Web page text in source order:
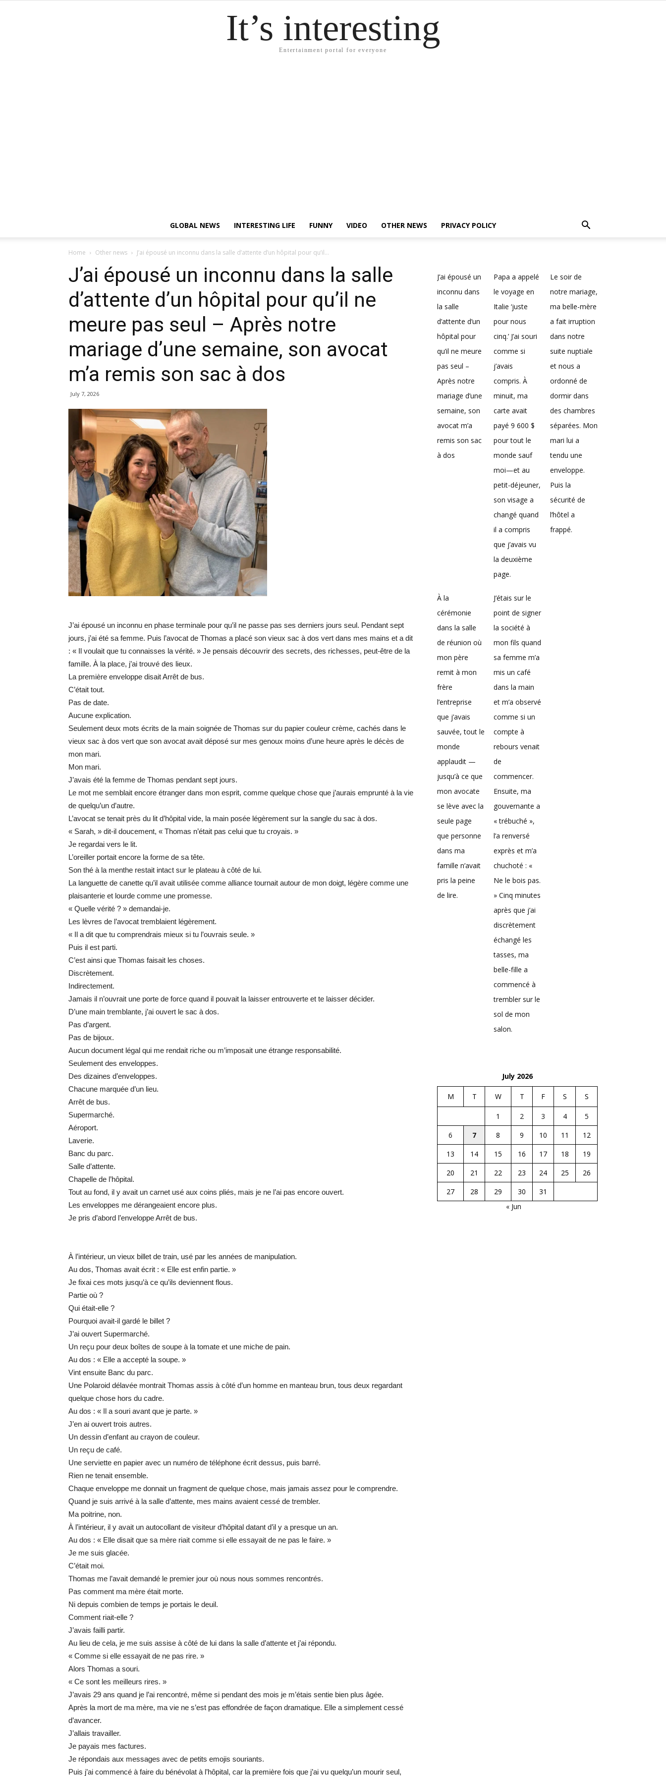
It’s interesting
Entertainment portal for everyone
GLOBAL NEWS INTERESTING LIFE FUNNY VIDEO OTHER NEWS PRIVACY POLICY
Home Other news J’ai épousé un inconnu dans la salle d’attente d’un hôpital pour qu’il...
J’ai épousé un inconnu dans la salle
d’attente d’un hôpital pour qu’il ne
meure pas seul – Après notre
mariage d’une semaine, son avocat
m’a remis son sac à dos
July 7, 2026
J’ai épousé un inconnu en phase terminale pour qu’il ne passe pas ses derniers jours seul. Pendant sept
jours, j’ai été sa femme. Puis l’avocat de Thomas a placé son vieux sac à dos vert dans mes mains et a dit
: « Il voulait que tu connaisses la vérité. » Je pensais découvrir des secrets, des richesses, peut-être de la
famille. À la place, j’ai trouvé des lieux.
La première enveloppe disait Arrêt de bus.
C’était tout.
Pas de date.
Aucune explication.
Seulement deux mots écrits de la main soignée de Thomas sur du papier couleur crème, cachés dans le
vieux sac à dos vert que son avocat avait déposé sur mes genoux moins d’une heure après le décès de
mon mari.
Mon mari.
J’avais été la femme de Thomas pendant sept jours.
Le mot me semblait encore étranger dans mon esprit, comme quelque chose que j’aurais emprunté à la vie
de quelqu’un d’autre.
L’avocat se tenait près du lit d’hôpital vide, la main posée légèrement sur la sangle du sac à dos.
« Sarah, » dit-il doucement, « Thomas n’était pas celui que tu croyais. »
Je regardai vers le lit.
L’oreiller portait encore la forme de sa tête.
Son thé à la menthe restait intact sur le plateau à côté de lui.
La languette de canette qu’il avait utilisée comme alliance tournait autour de mon doigt, légère comme une
plaisanterie et lourde comme une promesse.
« Quelle vérité ? » demandai-je.
Les lèvres de l’avocat tremblaient légèrement.
« Il a dit que tu comprendrais mieux si tu l’ouvrais seule. »
Puis il est parti.
C’est ainsi que Thomas faisait les choses.
Discrètement.
Indirectement.
Jamais il n’ouvrait une porte de force quand il pouvait la laisser entrouverte et te laisser décider.
D’une main tremblante, j’ai ouvert le sac à dos.
Pas d’argent.
Pas de bijoux.
Aucun document légal qui me rendait riche ou m’imposait une étrange responsabilité.
Seulement des enveloppes.
Des dizaines d’enveloppes.
Chacune marquée d’un lieu.
Arrêt de bus.
Supermarché.
Aéroport.
Laverie.
Banc du parc.
Salle d’attente.
Chapelle de l’hôpital.
Tout au fond, il y avait un carnet usé aux coins pliés, mais je ne l’ai pas encore ouvert.
Les enveloppes me dérangeaient encore plus.
Je pris d’abord l’enveloppe Arrêt de bus.
À l’intérieur, un vieux billet de train, usé par les années de manipulation.
Au dos, Thomas avait écrit : « Elle est enfin partie. »
Je fixai ces mots jusqu’à ce qu’ils deviennent flous.
Partie où ?
Qui était-elle ?
Pourquoi avait-il gardé le billet ?
J’ai ouvert Supermarché.
Un reçu pour deux boîtes de soupe à la tomate et une miche de pain.
Au dos : « Elle a accepté la soupe. »
Vint ensuite Banc du parc.
Une Polaroid délavée montrait Thomas assis à côté d’un homme en manteau brun, tous deux regardant
quelque chose hors du cadre.
Au dos : « Il a souri avant que je parte. »
J’en ai ouvert trois autres.
Un dessin d’enfant au crayon de couleur.
Un reçu de café.
Une serviette en papier avec un numéro de téléphone écrit dessus, puis barré.
Rien ne tenait ensemble.
Chaque enveloppe me donnait un fragment de quelque chose, mais jamais assez pour le comprendre.
Quand je suis arrivé à la salle d’attente, mes mains avaient cessé de trembler.
Ma poitrine, non.
À l’intérieur, il y avait un autocollant de visiteur d’hôpital datant d’il y a presque un an.
Au dos : « Elle disait que sa mère riait comme si elle essayait de ne pas le faire. »
Je me suis glacée.
C’était moi.
Thomas me l’avait demandé le premier jour où nous nous sommes rencontrés.
Pas comment ma mère était morte.
Ni depuis combien de temps je portais le deuil.
Comment riait-elle ?
J’avais failli partir.
Au lieu de cela, je me suis assise à côté de lui dans la salle d’attente et j’ai répondu.
« Comme si elle essayait de ne pas rire. »
Alors Thomas a souri.
« Ce sont les meilleurs rires. »
J’avais 29 ans quand je l’ai rencontré, même si pendant des mois je m’étais sentie bien plus âgée.
Après la mort de ma mère, ma vie ne s’est pas effondrée de façon dramatique. Elle a simplement cessé
d’avancer.
J’allais travailler.
Je payais mes factures.
Je répondais aux messages avec de petits emojis souriants.
Puis j’ai commencé à faire du bénévolat à l’hôpital, car la première fois que j’ai vu quelqu’un mourir seul,
J’ai épousé un
inconnu dans
la salle
d’attente d’un
hôpital pour
qu’il ne meure
pas seul –
Après notre
mariage d’une
semaine, son
avocat m’a
remis son sac
à dos
Papa a appelé
le voyage en
Italie ‘juste
pour nous
cinq.’ J’ai souri
comme si
j’avais
compris. À
minuit, ma
carte avait
payé 9 600 $
pour tout le
monde sauf
moi—et au
petit-déjeuner,
son visage a
changé quand
il a compris
que j’avais vu
la deuxième
page.
Le soir de
notre mariage,
ma belle-mère
a fait irruption
dans notre
suite nuptiale
et nous a
ordonné de
dormir dans
des chambres
séparées. Mon
mari lui a
tendu une
enveloppe.
Puis la
sécurité de
l’hôtel a
frappé.
À la
cérémonie
dans la salle
de réunion où
mon père
remit à mon
frère
l’entreprise
que j’avais
sauvée, tout le
monde
applaudit —
jusqu’à ce que
mon avocate
se lève avec la
seule page
que personne
dans ma
famille n’avait
pris la peine
de lire.
J’étais sur le
point de signer
la société à
mon fils quand
sa femme m’a
mis un café
dans la main
et m’a observé
comme si un
compte à
rebours venait
de
commencer.
Ensuite, ma
gouvernante a
« trébuché »,
l’a renversé
exprès et m’a
chuchoté : «
Ne le bois pas.
» Cinq minutes
après que j’ai
discrètement
échangé les
tasses, ma
belle-fille a
commencé à
trembler sur le
sol de mon
salon.
July 2026
M T W T F S S
1 2 3 4
5
6
7 8 9 10 11
12
13
14 15 16 17 18
19
20
21 22 23 24 25
26
27
28 29 30
31
« Jun